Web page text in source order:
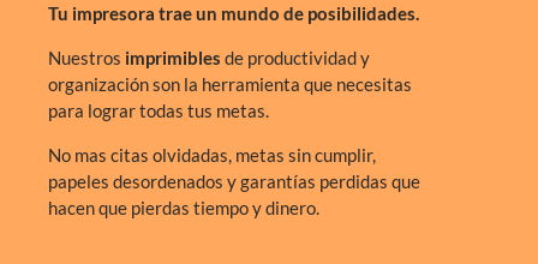
Tu impresora trae un mundo de posibilidades.
Nuestros imprimibles de productividad y
organización son la herramienta que necesitas
para lograr todas tus metas.
No mas citas olvidadas, metas sin cumplir,
papeles desordenados y garantías perdidas que
hacen que pierdas tiempo y dinero.